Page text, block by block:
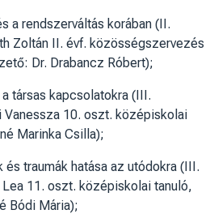
a rendszerváltás korában (II.
Zoltán II. évf. közösségszervezés
Dr. Drabancz Róbert);
társas kapcsolatokra (III.
10. oszt. középiskolai
Marinka Csilla);
és traumák hatása az utódokra (III.
11. oszt. középiskolai tanuló,
Bódi Mária);